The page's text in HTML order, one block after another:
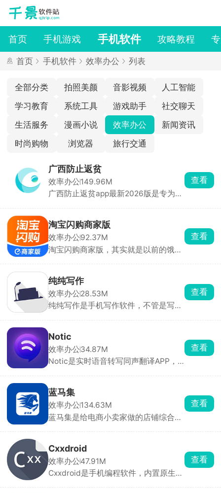
首页 手机游戏 手机软件 攻略教程
首页 手机软件 效率办公 列表
全部分类 拍照美颜 音影视频
人工智能
学习教育
系统工具 游戏助手
社交聊天
生活服务
漫画小说 效率办公
新闻资讯
时尚购物
浏览器 旅行交通
广西防止返贫
效率办公149.96M
广西防止返贫app最新2026版是专为广
需求，线下走访，在线登记管理。在广
西防止返贫app上可以第一时间及时了
解到最新的帮付政策，以便线下快速的
开展脱贫工作。
查看
淘宝闪购商家版
效率办公92.37M
淘宝闪购商家版，其实就是以前的饿了
板，可以用它打理线上店铺。货品上
架、改价格、改库存、开关门店营业全
都手机随手搞定，也能自己装修线上店
铺页面。平台自带满减、优惠券、特价
的客源，新店经常有免佣金、流量扶持
的福利。
查看
纯纯写作
效率办公28.53M
纯纯写作是手机写作软件，不管是写长
版本回溯功能，整篇文字删掉、手机突
然关机重启，打开历史记录就能复原全
部内容，还有废纸篓留存删除文稿。纯
净无广告写作环境，是稳当靠谱的码字
查看
Notic
效率办公34.87M
Notic是实时语音转写同声翻译APP，
容，中英混讲也能识别，AI直接给谈话
精简总结，不用手动整理记录，并且本
地处理录音不上传，隐私性很好，文稿
可以直接导出保存。有免费试用时长，
查看
蓝马集
效率办公134.63M
蓝马集是给电商小卖家做的店铺综合管
就能统一打理。可以直接从 1688 扒取
货源详情，批量上架铺货，一键改售
价、运费。手机电脑消息互通，出门也
能回复买家消息。
查看
Cxxdroid
效率办公47.91M
Cxxdroid是手机编程软件，内置原生编
查看